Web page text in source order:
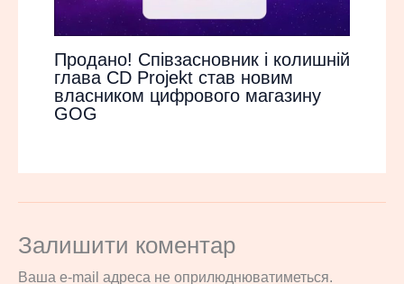
Продано! Співзасновник і колишній
глава CD Projekt став новим
власником цифрового магазину
GOG
Залишити коментар
Ваша e-mail адреса не оприлюднюватиметься.